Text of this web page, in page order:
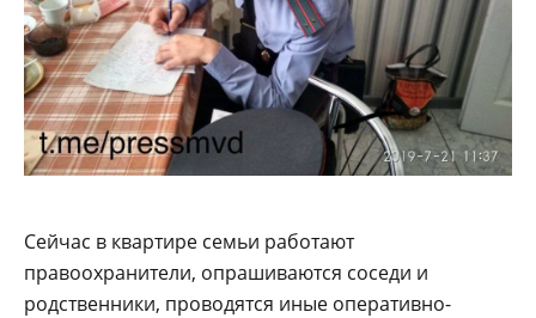
Сейчас в квартире семьи работают
правоохранители, опрашиваются соседи и
родственники, проводятся иные оперативно-